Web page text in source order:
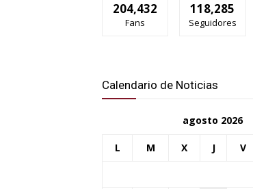
204,432
Fans
118,285
Seguidores
Calendario de Noticias
agosto 2026
L M X J V